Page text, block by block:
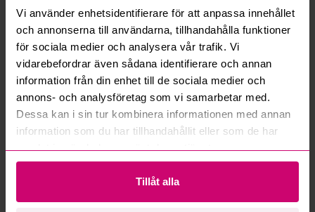
Vi använder enhetsidentifierare för att anpassa innehållet
och annonserna till användarna, tillhandahålla funktioner
för sociala medier och analysera vår trafik. Vi
vidarebefordrar även sådana identifierare och annan
information från din enhet till de sociala medier och
annons- och analysföretag som vi samarbetar med.
Dessa kan i sin tur kombinera informationen med annan
information som du har tillhandahållit eller som de har
samlat in när du har använt deras tjänster.
Tillåt alla
Mer från samma kategori
pallställage